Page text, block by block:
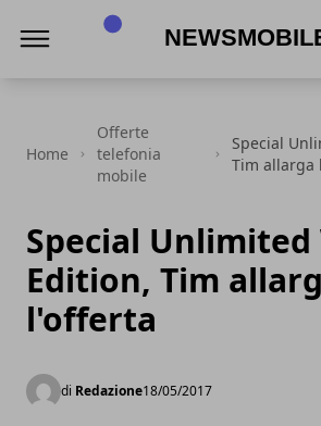
Home
Offerte
telefonia
mobile
Special
Tim allarga
Special Unlimited
Edition, Tim
l'offerta
di Redazione18/05/2017